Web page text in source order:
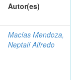
Autor(es)
Macías Mendoza,
Neptalí Alfredo